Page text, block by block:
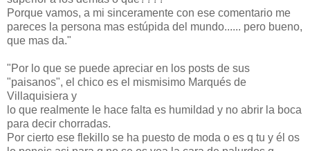
Porque vamos, a mi sinceramente con ese comentario me
pareces la persona mas estúpida del mundo...... pero bueno,
que mas da."
"Por lo que se puede apreciar en los posts de sus
"paisanos", el chico es el mismisimo Marqués de
Villaquisiera y
lo que realmente le hace falta es humildad y no abrir la boca
para decir chorradas.
Por cierto ese flekillo se ha puesto de moda o es q tu y él os